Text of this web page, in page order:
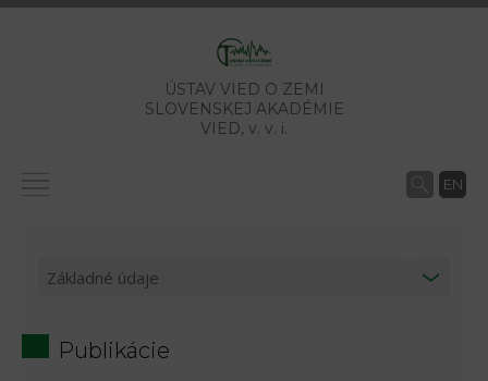
ÚSTAV VIED O ZEMI
SLOVENSKEJ AKADÉMIE
VIED, v. v. i.
EN
Publikácie